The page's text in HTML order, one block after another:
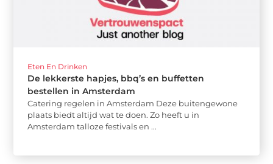
Eten En Drinken
De lekkerste hapjes, bbq’s en buffetten
bestellen in Amsterdam
Catering regelen in Amsterdam Deze buitengewone
plaats biedt altijd wat te doen. Zo heeft u in
Amsterdam talloze festivals en ...